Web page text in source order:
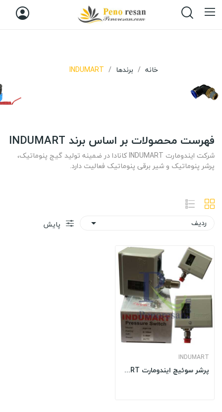
خانه برندها INDUMART
فهرست محصولات بر اساس برند INDUMART
شرکت ایندومارت INDUMART کانادا در ضمینه تولید گیج پنوماتیک،
پرشر پنوماتیک و شیر برقی پنوماتیک فعالیت دارد.
ردیف 
INDUMART
پرشر سوئیچ ایندومارت INDUMART